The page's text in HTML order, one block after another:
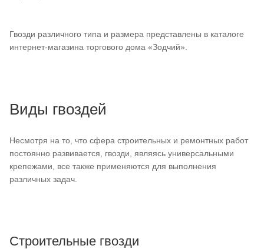
Гвозди различного типа и размера представлены в каталоге
интернет-магазина торгового дома «Зодчий».
Виды гвоздей
Несмотря на то, что сфера строительных и ремонтных работ
постоянно развивается, гвозди, являясь универсальными
крепежами, все также применяются для выполнения
различных задач.
Строительные гвозди